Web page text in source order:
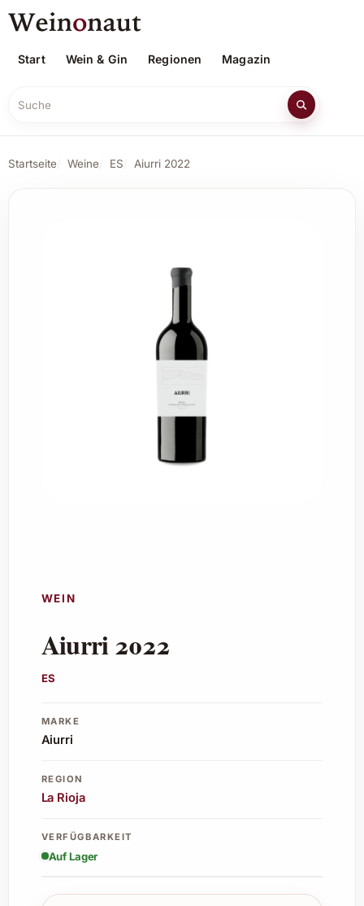
Start Wein & Gin Regionen Magazin
Suche
Startseite Weine ES Aiurri 2022
WEIN
Aiurri 2022
ES
MARKE
Aiurri
REGION
La Rioja
VERFÜGBARKEIT
Auf Lager